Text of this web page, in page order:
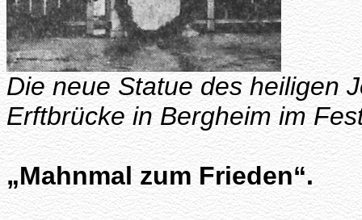
Die neue Statue des heiligen
Erftbrücke in Bergheim im
„Mahnmal zum Frieden“.